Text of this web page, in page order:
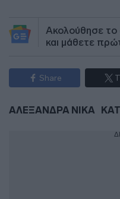
Ακολούθησε
και μάθετε
Share
ΑΛΕΞΑΝΔΡΑ ΝΙΚΑ